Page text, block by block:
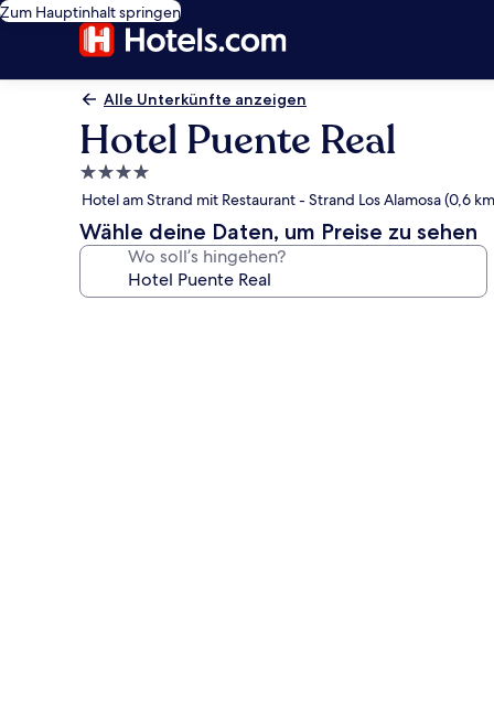
Zum Hauptinhalt springen
Alle Unterkünfte anzeigen
Hotel Puente Real
4.0-
Sterne-
Unterkunft
Hotel am Strand mit Restaurant - Strand Los Alamosa (0,6
Wähle deine Daten, um Preise zu sehen
Wo soll’s hingehen?